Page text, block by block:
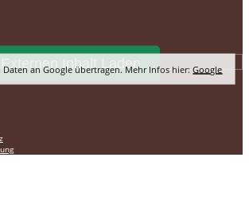
Externen Inhalt Laden
Daten an Google übertragen. Mehr Infos hier:Google